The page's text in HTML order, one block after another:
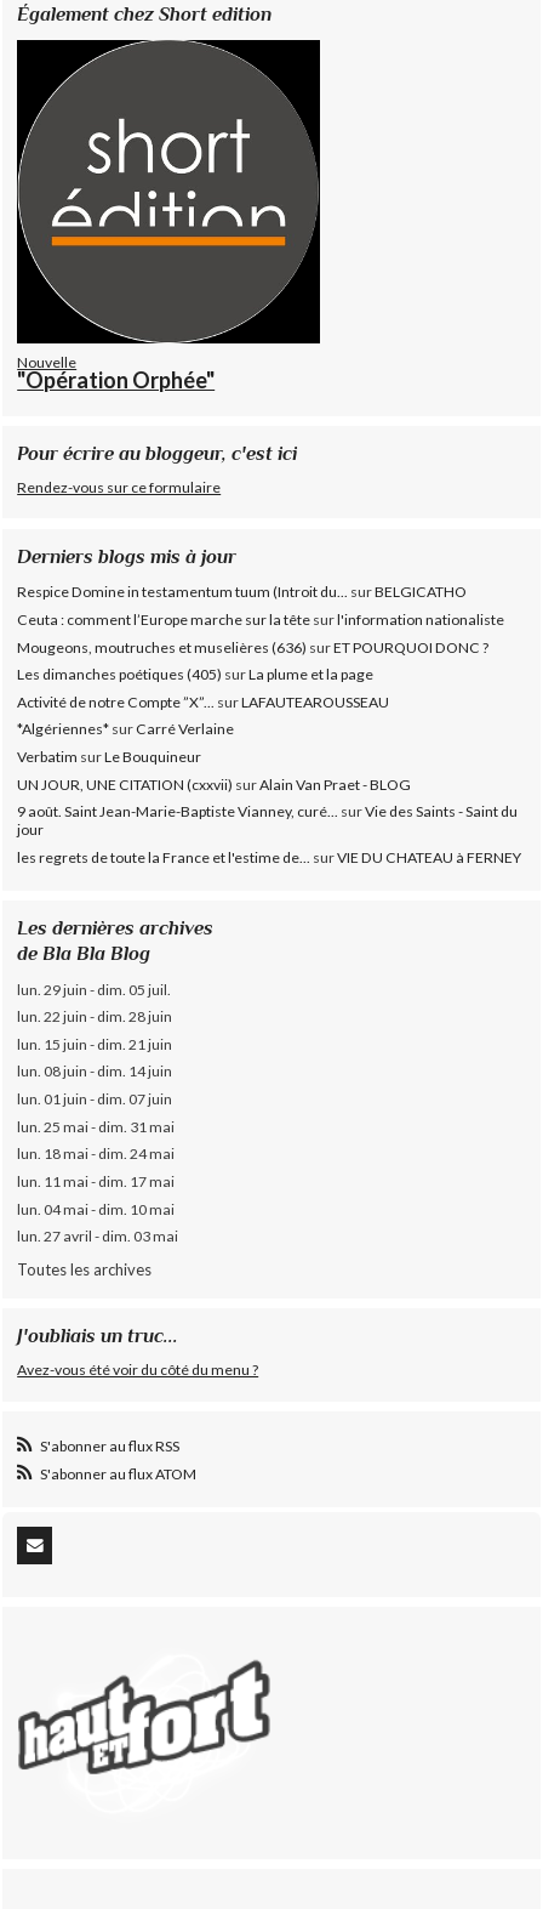
Également chez Short edition
Nouvelle
"Opération Orphée"
Pour écrire au bloggeur, c'est ici
Rendez-vous sur ce formulaire
Derniers blogs mis à jour
Respice Domine in testamentum tuum (Introit du... surBELGICATHO
Ceuta : comment l’Europe marche sur la tête surl'information nationaliste
Mougeons, moutruches et muselières (636) surET POURQUOI DONC ?
Les dimanches poétiques (405) surLa plume et la page
Activité de notre Compte ”X”...
surLAFAUTEAROUSSEAU
*Algériennes* surCarré Verlaine
Verbatim surLe Bouquineur
UN JOUR, UNE CITATION (cxxvii) surAlain Van Praet - BLOG
9 août. Saint Jean-Marie-Baptiste Vianney, curé... surVie des Saints - Saint du
jour
les regrets de toute la France et l'estime de...
surVIE DU CHATEAU à FERNEY
Les dernières archives
de Bla Bla Blog
lun. 29 juin - dim. 05 juil.
lun. 22 juin - dim. 28 juin
lun. 15 juin - dim. 21 juin
lun. 08 juin - dim. 14 juin
lun. 01 juin - dim. 07 juin
lun. 25 mai - dim. 31 mai
lun. 18 mai - dim. 24 mai
lun. 11 mai - dim. 17 mai
lun. 04 mai - dim. 10 mai
lun. 27 avril - dim. 03 mai
Toutes les archives
J'oubliais un truc...
Avez-vous été voir du côté du menu ?
S'abonner au flux RSS
S'abonner au flux ATOM